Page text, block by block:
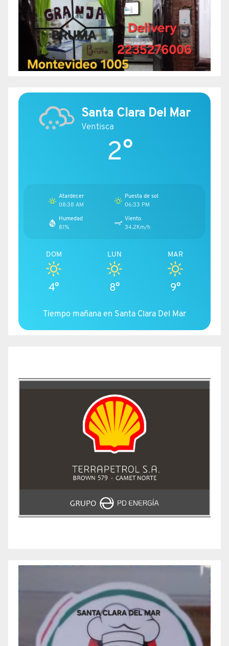
Santa Clara Del Mar
Ventisca
2°
Atardecer
08:38 AM
Puesta de sol
06:33 PM
Humedad
81%
Viento
34.2Km/h
DOM
4°
LUN
8°
MAR
9°
Tiempo mañana en Santa Clara Del Mar